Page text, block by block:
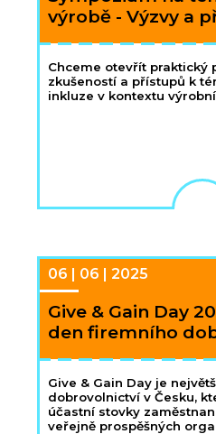
výrobě - Výzvy a
Chceme otevřít praktický
zkušeností a přístupů k
inkluze v kontextu
06 | 06 | 2025
Give & Gain Day
den firemního
Give & Gain Day je
dobrovolnictví v Česku,
účastní stovky
veřejně prospěšných